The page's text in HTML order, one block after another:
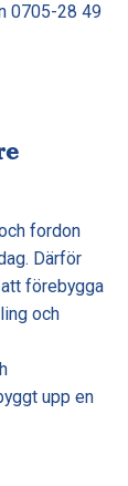
0705-28 49
fordon
Därför
förebygga
och
upp en